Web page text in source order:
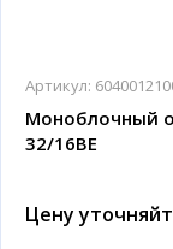
Артикул:
Моноблочный
32/16BE
Цену